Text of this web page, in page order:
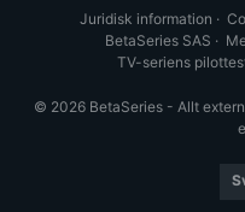
Juridisk information ·
BetaSeries SAS ·
TV-seriens
© 2026 BetaSeries - Allt